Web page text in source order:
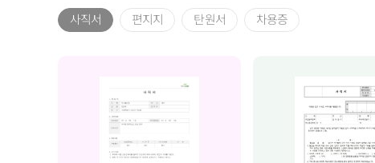
사직서 편지지 탄원서 차용증